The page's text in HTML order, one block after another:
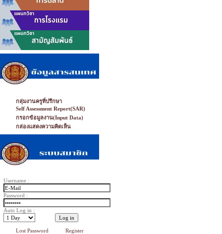
กลุ่มงานครูที่ปรึกษา
Self Assessment Report(SAR)
กรอกข้อมูลงาน(Input Data)
กล่องแสดงความคิดเห็น
Username :
Password :
Auto Log in :
Lost Password Register